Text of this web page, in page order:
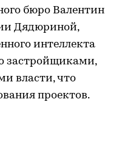
бюро Валентин
Дядюриной,
интеллекта
застройщиками,
власти, что
проектов.